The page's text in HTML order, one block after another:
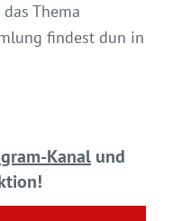
Thema
findest dun in
Kanal und